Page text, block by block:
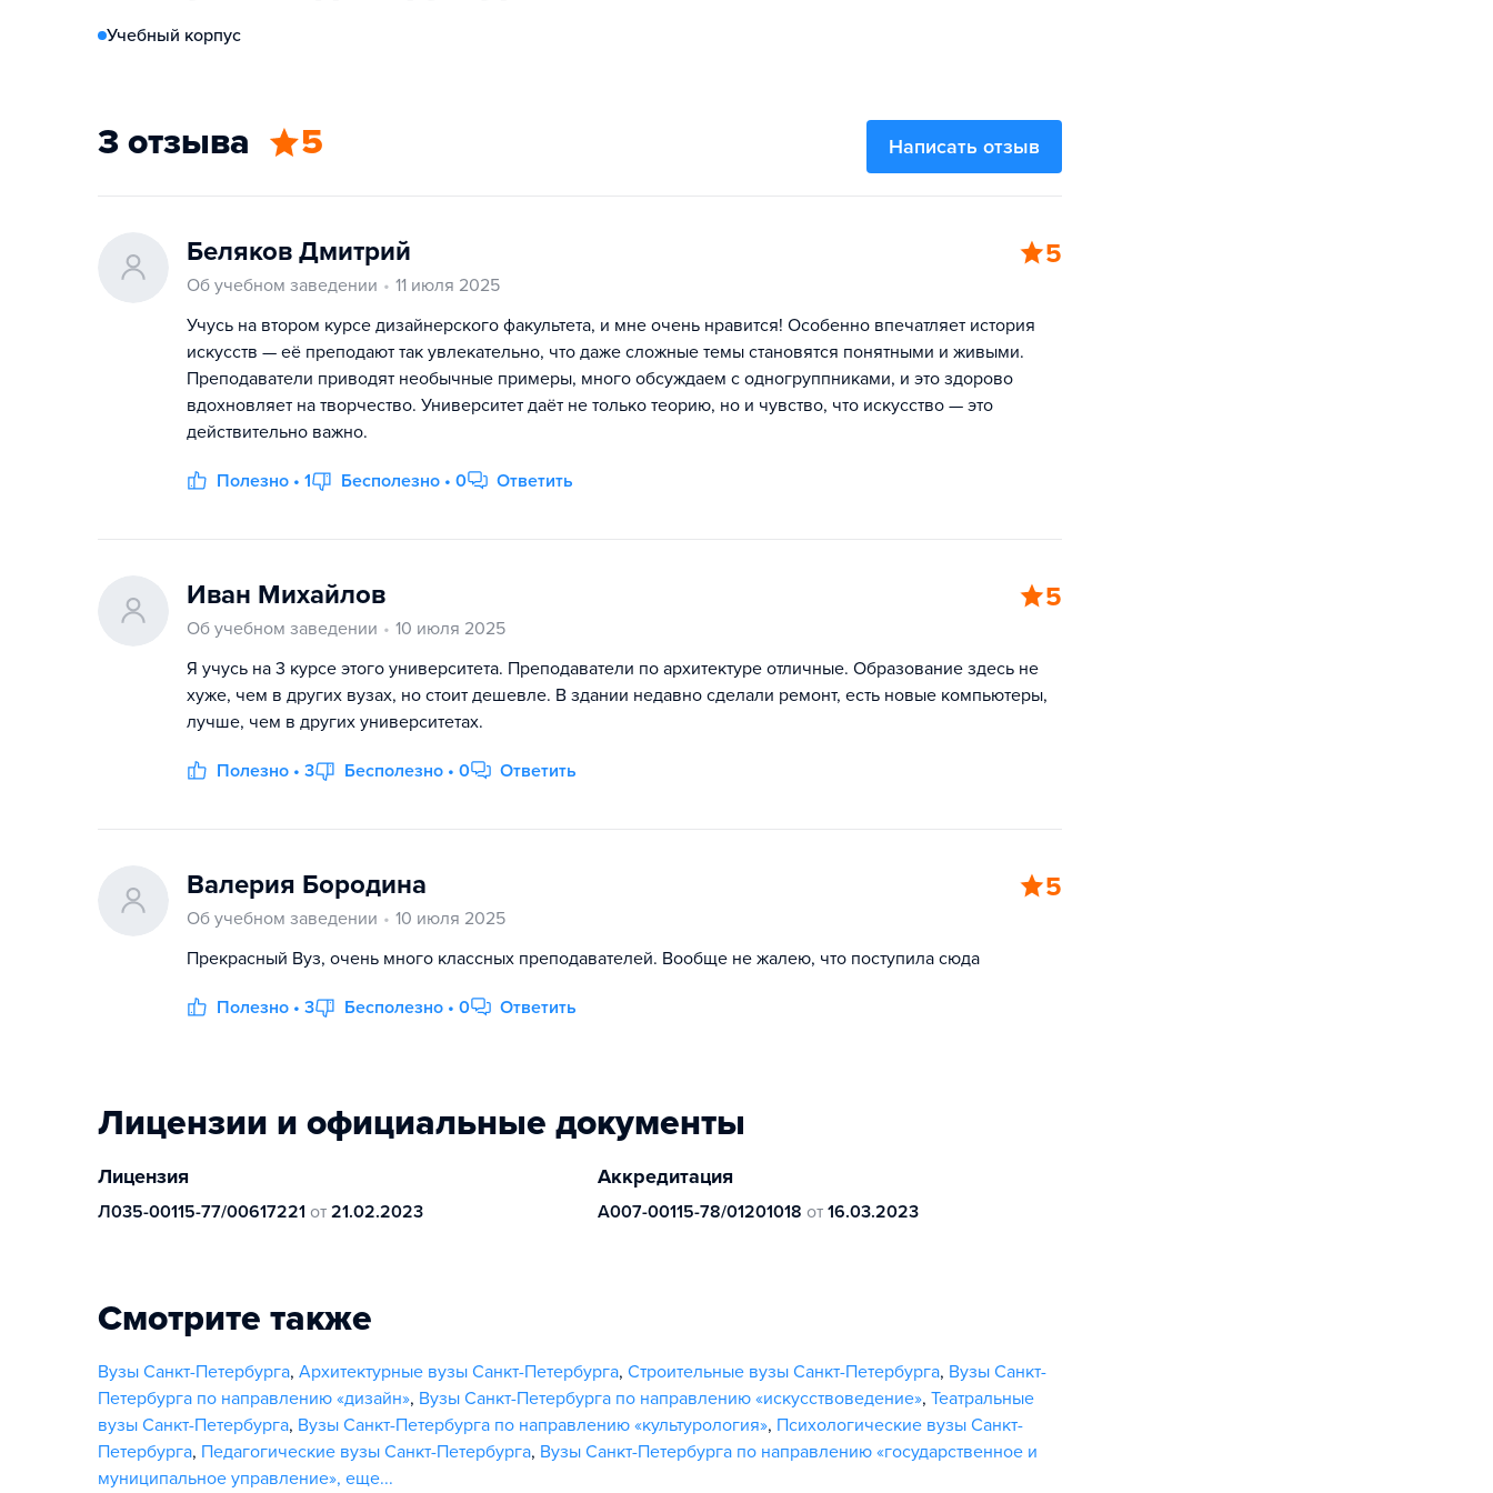
Учебный корпус
3 отзыва 5 Написать отзыв
Беляков Дмитрий 5
Об учебном заведении
11 июля 2025
Учусь на втором курсе дизайнерского факультета, и мне очень нравится! Особенно впечатляет история
искусств — её преподают так увлекательно, что даже сложные темы становятся понятными и живыми.
Преподаватели приводят необычные примеры, много обсуждаем с одногруппниками, и это здорово
вдохновляет на творчество. Университет даёт не только теорию, но и чувство, что искусство — это
действительно важно.
Полезно • 1 Бесполезно • 0 Ответить
Иван Михайлов 5
Об учебном заведении
10 июля 2025
Я учусь на 3 курсе этого университета. Преподаватели по архитектуре отличные. Образование здесь не
хуже, чем в других вузах, но стоит дешевле. В здании недавно сделали ремонт, есть новые компьютеры,
лучше, чем в других университетах.
Полезно • 3 Бесполезно • 0 Ответить
Валерия Бородина 5
Об учебном заведении
10 июля 2025
Прекрасный Вуз, очень много классных преподавателей. Вообще не жалею, что поступила сюда
Полезно • 3 Бесполезно • 0 Ответить
Лицензии и официальные документы
Лицензия
Л035-00115-77/00617221 от 21.02.2023
Аккредитация
А007-00115-78/01201018 от 16.03.2023
Смотрите также
Вузы Санкт-Петербурга, Архитектурные вузы Санкт-Петербурга, Строительные вузы Санкт-Петербурга, Вузы Санкт-
Петербурга по направлению «дизайн», Вузы Санкт-Петербурга по направлению «искусствоведение», Театральные
вузы Санкт-Петербурга, Вузы Санкт-Петербурга по направлению «культурология», Психологические вузы Санкт-
Петербурга, Педагогические вузы Санкт-Петербурга, Вузы Санкт-Петербурга по направлению «государственное и
муниципальное управление», еще...